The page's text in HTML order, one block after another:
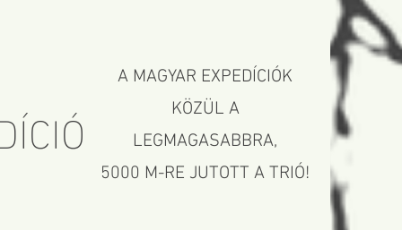
A MAGYAR EXPEDÍCIÓK
KÖZÜL A
LEGMAGASABBRA,
5000 M-RE JUTOTT A TRIÓ!